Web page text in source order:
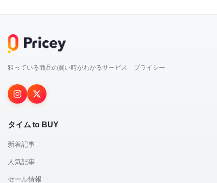
狙っている商品の買い時がわかるサービス プライシー
タイム to BUY
新着記事
人気記事
セール情報